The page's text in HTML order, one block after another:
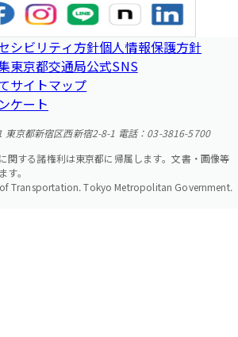
シビリティ方針個人情報保護方針
東京都交通局公式SNS
サイトマップ
ケート
東京都新宿区西新宿2-8-1 電話：03-3816-5700
関する諸権利は東京都に帰属します。文書・画像等
。
Transportation. Tokyo Metropolitan Government.